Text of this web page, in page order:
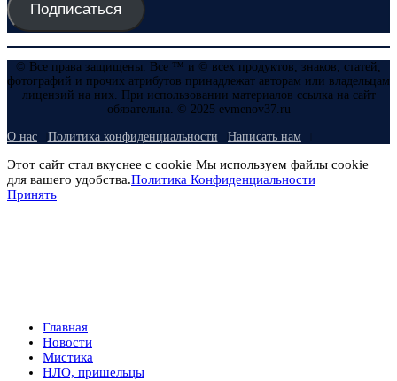
Подписаться
© Все права защищены. Все ™ и © всех продуктов, знаков, статей,
фотографий и прочих атрибутов принадлежат авторам или владельцам
лицензий на них. При использовании материалов ссылка на сайт
обязательна. © 2025 evmenov37.ru
О нас Политика конфиденциальности Написать нам
Этот сайт стал вкуснее с cookie Мы используем файлы cookie
для вашего удобства.Политика Конфиденциальности
Принять
Главная
Новости
Мистика
НЛО, пришельцы